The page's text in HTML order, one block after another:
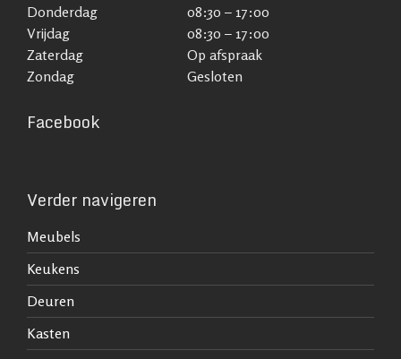
Donderdag
08:30 – 17:00
Vrijdag
08:30 – 17:00
Zaterdag
Op afspraak
Zondag
Gesloten
Facebook
Verder navigeren
Meubels
Keukens
Deuren
Kasten